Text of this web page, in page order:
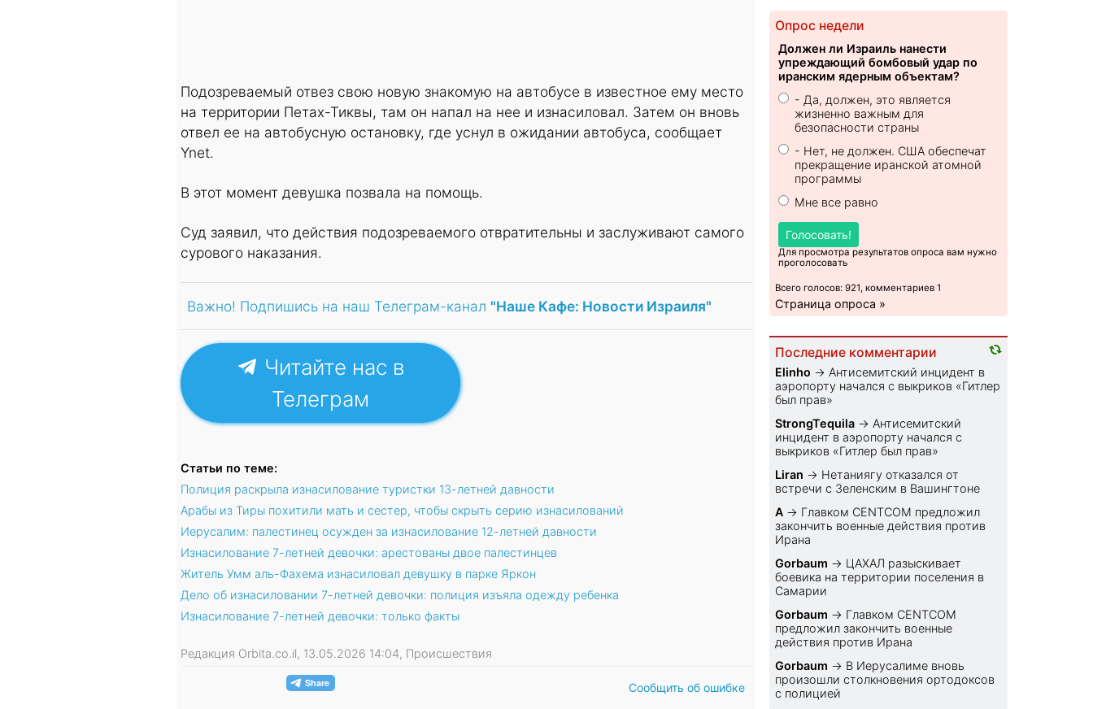
Подозреваемый отвез свою новую знакомую на автобусе в известное ему место
на территории Петах-Тиквы, там он напал на нее и изнасиловал. Затем он вновь
отвел ее на автобусную остановку, где уснул в ожидании автобуса, сообщает
Ynet.
В этот момент девушка позвала на помощь.
Суд заявил, что действия подозреваемого отвратительны и заслуживают самого
сурового наказания.
Важно! Подпишись на наш Телеграм-канал "Наше Кафе: Новости Израиля"
Читайте нас в
Телеграм
Статьи по теме:
Полиция раскрыла изнасилование туристки 13-летней давности
Арабы из Тиры похитили мать и сестер, чтобы скрыть серию изнасилований
Иерусалим: палестинец осужден за изнасилование 12-летней давности
Изнасилование 7-летней девочки: арестованы двое палестинцев
Житель Умм аль-Фахема изнасиловал девушку в парке Яркон
Дело об изнасиловании 7-летней девочки: полиция изъяла одежду ребенка
Изнасилование 7-летней девочки: только факты
Редакция Orbita.co.il, 13.05.2026 14:04, Происшествия
Сообщить об ошибке
Опрос недели
Должен ли Израиль нанести
упреждающий бомбовый удар по
иранским ядерным объектам?
- Да, должен, это является
жизненно важным для
безопасности страны
- Нет, не должен. США обеспечат
прекращение иранской атомной
программы
Мне все равно
Голосовать!
Для просмотра результатов опроса вам нужно
проголосовать
Всего голосов: 921, комментариев 1
Страница опроса »
Последние комментарии
Elinho → Антисемитский инцидент в
аэропорту начался с выкриков «Гитлер
был прав»
StrongTequila → Антисемитский
инцидент в аэропорту начался с
выкриков «Гитлер был прав»
Liran → Нетаниягу отказался от
встречи с Зеленским в Вашингтоне
A → Главком CENTCOM предложил
закончить военные действия против
Ирана
Gorbaum → ЦАХАЛ разыскивает
боевика на территории поселения в
Самарии
Gorbaum → Главком CENTCOM
предложил закончить военные
действия против Ирана
Gorbaum → В Иерусалиме вновь
произошли столкновения ортодоксов
с полицией